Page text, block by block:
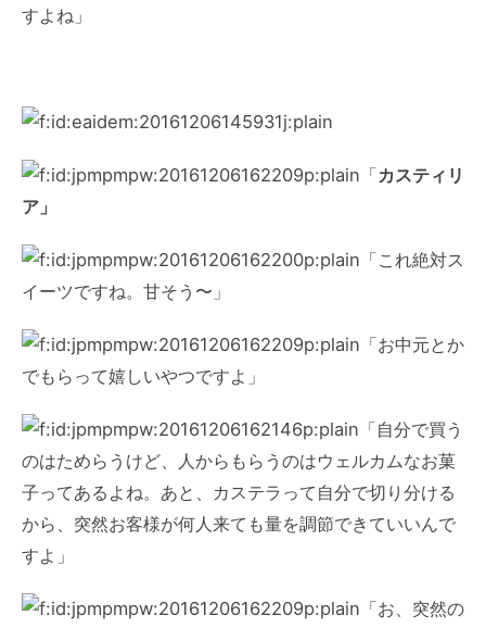
すよね」
「カスティリ
ア」
「これ絶対ス
イーツですね。甘そう〜」
「お中元とか
でもらって嬉しいやつですよ」
「自分で買う
のはためらうけど、人からもらうのはウェルカムなお菓
子ってあるよね。あと、カステラって自分で切り分ける
から、突然お客様が何人来ても量を調節できていいんで
すよ」
「お、突然の